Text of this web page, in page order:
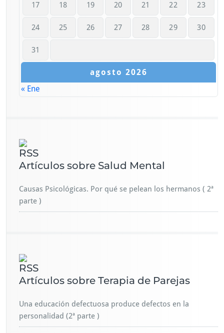
agosto 2026
17 18 19 20 21 22 23
24 25 26 27 28 29 30
31
« Ene
Artículos sobre Salud Mental
Causas Psicológicas. Por qué se pelean los hermanos ( 2ª
parte )
Artículos sobre Terapia de Parejas
Una educación defectuosa produce defectos en la
personalidad (2ª parte )